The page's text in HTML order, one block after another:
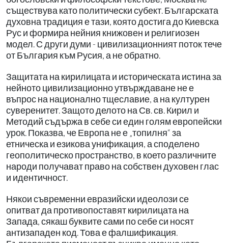
съществува като политически субект. Българската
духовна традиция е тази, която достига до Киевска
Рус и формира нейния книжовен и религиозен
модел. С други думи - цивилизационният поток тече
от България към Русия, а не обратно.
Защитата на кирилицата и историческата истина за
нейното цивилизационно утвърждаване не е
въпрос на национално тщеславие, а на културен
суверенитет. Защото делото на Св. св. Кирил и
Методий съдържа в себе си един голям европейски
урок. Показва, че Европа не е „топилня“ за
етническа и езикова унификация, а споделено
геополитическо пространство, в което различните
народи получават право на собствен духовен глас
и идентичност.
Някои съвременни евразийски идеолози се
опитват да противопоставят кирилицата на
Запада, сякаш буквите сами по себе си носят
антизападен код. Това е фалшификация.